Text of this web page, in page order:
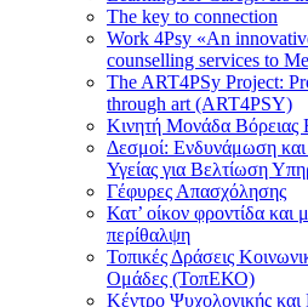
Τhe key to connection
Work 4Psy «An
counselling services to
The ART4PSy Project:
through art (ART4PSY)
Κινητή Μονάδα Βόρειας
Δεσμοί: Ενδυνάμωση
Υγείας για Βελτίωση
Γέφυρες Απασχόλησης
Κατ’ οίκον φροντίδα και
περίθαλψη
Τοπικές Δράσεις
Ομάδες (ΤοπΕΚΟ)
Κέντρο Ψυχολογικής και